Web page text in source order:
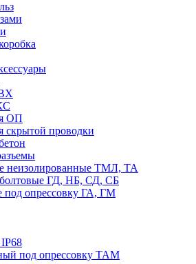
ОП
скрытой проводки
неизолированные ТМЛ, ТА
ГД, НБ, СД, СБ
под опрессовку ГА, ГМ
под опрессовку ТАМ